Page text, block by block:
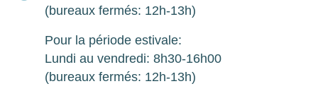
(bureaux fermés: 12h-13h)
Pour la période estivale:
Lundi au vendredi: 8h30-16h00
(bureaux fermés: 12h-13h)